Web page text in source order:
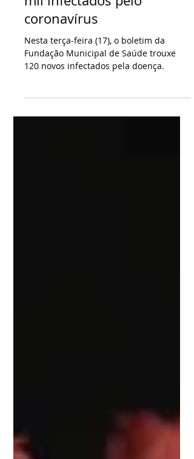
Ponta Grossa ultrapassa 8
mil infectados pelo
coronavírus
Nesta terça-feira (17), o boletim da